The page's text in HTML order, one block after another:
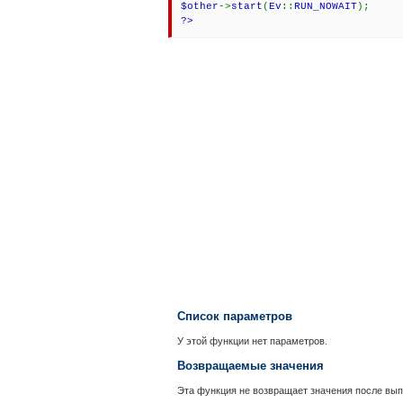
$other->start(Ev :: RUN_NOWAIT);
?>
Список параметров
У этой функции нет параметров.
Возвращаемые значения
Эта функция не возвращает значения после